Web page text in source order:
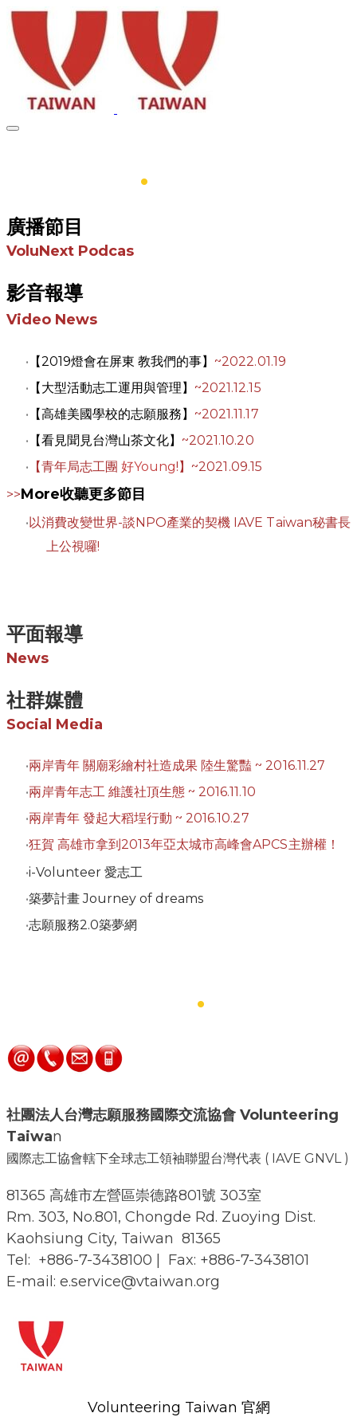
.
廣播節目
VoluNext Podcas
影音報導
Video News
【2019燈會在屏東 教我們的事】~2022.01.19
【大型活動志工運用與管理】~2021.12.15
【高雄美國學校的志願服務】~2021.11.17
【看見聞見台灣山茶文化】~2021.10.20
【青年局志工團好Young!】~2021.09.15
>>More收聽​更多節目
以消費改變世界-談NPO產業的契機 IAVE Taiwan秘書長
上公視囉!
平面報導
News
社群媒體
Social Media
兩岸青年 關廟彩繪村社造成果 陸生驚豔 ~ 2016.11.27
兩岸青年志工 維護社頂生態 ~ 2016.11.10
兩岸青年 發起大稻埕行動 ~ 2016.10.27
狂賀 高雄市拿到2013年亞太城市高峰會APCS主辦權！
i-Volunteer 愛志工
築夢計畫 Journey of dreams
志願服務2.0築夢網
.
社團法人台灣志願服務國際交流協會 Volunteering
Taiwan
國際志工協會轄下全球志工領袖聯盟台灣代表 ( IAVE GNVL )
81365 高雄市左營區崇德路801號 303室
Rm. 303, No.801, Chongde Rd. Zuoying Dist.
Kaohsiung City, Taiwan 81365
Tel: +886-7-3438100 | Fax: +886-7-3438101
E-mail: e.service@vtaiwan.org
Volunteering Taiwan 官網